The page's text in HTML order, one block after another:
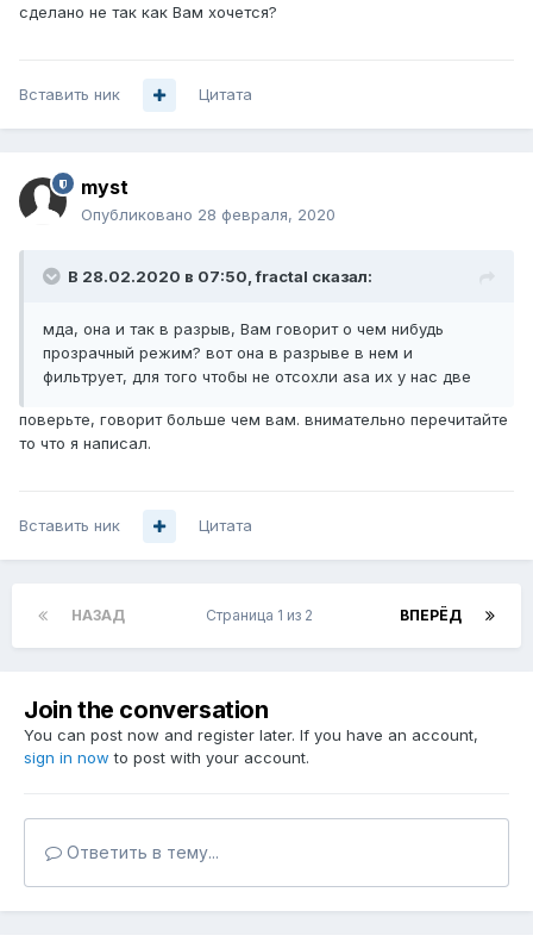
сделано не так как Вам хочется?
Вставить ник Цитата
myst
Опубликовано 28 февраля, 2020
В 28.02.2020 в 07:50,fractal сказал:
мда, она и так в разрыв, Вам говорит о чем нибудь
прозрачный режим? вот она в разрыве в нем и
фильтрует, для того чтобы не отсохли asa их у нас две
поверьте, говорит больше чем вам. внимательно перечитайте
то что я написал.
Вставить ник Цитата
НАЗАД ВПЕРЁД
Страница 1 из 2
Join the conversation
You can post now and register later. If you have an account,
sign in now to post with your account.
Ответить в тему...